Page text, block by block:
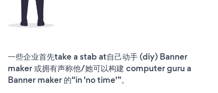
一些企业首先take a stab at自己动手 (diy) Banner
maker 或拥有声称他/她可以构建 computer guru a
Banner maker 的“in 'no time'”。